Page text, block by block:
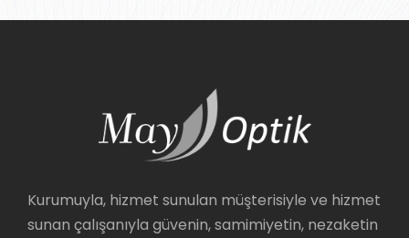
Kurumuyla, hizmet sunulan müşterisiyle ve hizmet
sunan çalışanıyla güvenin, samimiyetin, nezaketin